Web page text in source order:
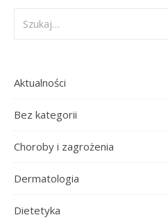
Aktualności
Bez kategorii
Choroby i zagrożenia
Dermatologia
Dietetyka